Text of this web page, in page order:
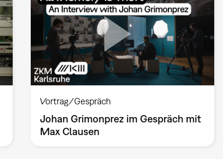
Vortrag/Gespräch
Johan Grimonprez im Gespräch mit
Max Clausen